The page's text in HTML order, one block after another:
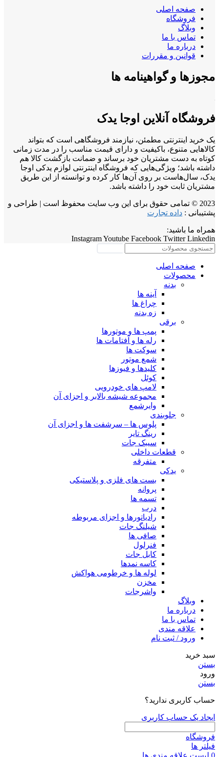
صفحه اصلی
فروشگاه
وبلاگ
تماس با ما
درباره ما
قوانین و مقررات
مجوزها و گواهینامه ها
فروشگاه آنلاین اوجا یدک
یک خرید اینترنتی مطمئن، نیازمند فروشگاهی است که بتواند
کالاهایی متنوع، باکیفیت و دارای قیمت مناسب را در مدت زمانی
کوتاه به دست مشتریان خود برساند و ضمانت بازگشت کالا هم
داشته باشد؛ ویژگی‌هایی که فروشگاه اینترنتی لوازم یدکی اوجا
یدک، سال‌هاست بر روی آن‌ها کار کرده و توانسته از این طریق
مشتریان ثابت خود را داشته باشد.
2023 © تمامی حقوق برای این وب سایت محفوظ است | طراحی و
پشتیبانی : داده تجارت
همراه ما باشید:
InstagramYoutube Facebook Twitter Linkedin
صفحه اصلی
محصولات
بدنه
آینه ها
چراغ ها
زه بدنه
برقی
پمپ ها و موتورها
رله ها و آفتامات ها
سوکت ها
شمع موتور
کلیدها و فیوزها
کوئل
لامپ های خودرویی
مجموعه شیشه بالابر و اجزای آن
وایرشمع
جلوبندی
پلوس ها – سرشفت ها و اجزای آن
رینگ تایر
سیبک جات
قطعات داخلی
متفرقه
یدکی
بست های فلزی و پلاستیکی
پروانه
تسمه ها
درب
رادیاتورها و اجزای مربوطه
شیلنگ جات
صافی ها
فنرلول
کابل جات
کاسه نمدها
لوله ها و خرطومی هواکش
مخزن
واشرجات
وبلاگ
درباره ما
تماس با ما
علاقه مندی
ورود / ثبت نام
سبد خرید
بستن
ورود
بستن
حساب کاربری ندارید؟
ایجاد یک حساب کاربری
فروشگاه
فیلتر ها